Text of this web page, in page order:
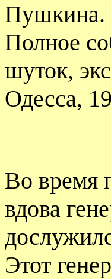
Пушкина.
Полное
шуток,
Одесса,
Во время
вдова
Этот